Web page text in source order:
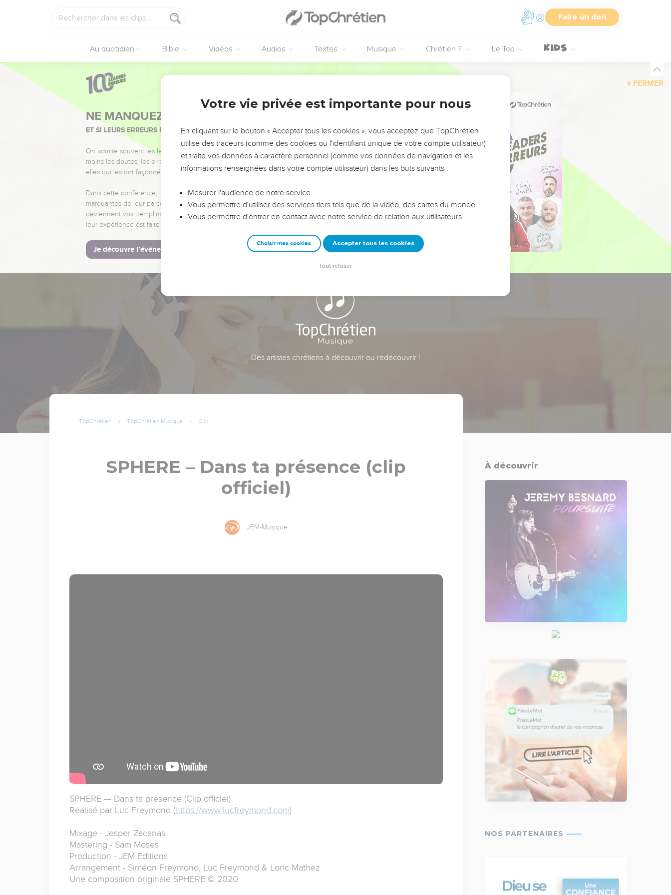
Faire un don
Au quotidien Bible Vidéos Audios Textes Musique Chrétien ? Le Top
FERMER
NE MANQUEZ PAS L’ÉVÉNEMENT DE L’ANNÉE !
ET SI LEURS ERREURS POUVAIENT VOUS ÉVITER LES VOTRES ?
On admire souvent les leaders pour leurs réussites, leur impact, leur foi ou leur vision. Mais on voit
moins les doutes, les erreurs et les saisons difficiles qu'ils ont traversés, alors même que ce sont
elles qui les ont façonnés.
Dans cette conférence, leaders, entrepreneurs, et responsables reviennent sur les erreurs
marquantes de leur parcours et les clés pour avancer avec plus de sagesse afin que leurs erreurs
deviennent vos tremplins. Que vous guidiez un ministère, une équipe, un groupe ou une famille,
leur expérience est faite pour vous.
Je découvre l’événement
Des artistes chrétiens à découvrir ou redécouvrir !
TopChrétien TopChrétien Musique Clip
SPHERE – Dans ta présence (clip
officiel)
JEM-Musique
SPHERE — Dans ta présence (Clip officiel)
Réalisé par Luc Freymond (https://www.lucfreymond.com)
Mixage - Jesper Zacarias
Mastering - Sam Moses
Production - JEM Editions
Arrangement - Siméon Freymond, Luc Freymond & Loric Mathez
Une composition originale SPHERE © 2020
À découvrir
Votre vie privée est importante pour nous
En cliquant sur le bouton « Accepter tous les cookies », vous acceptez que TopChrétien
utilise des traceurs (comme des cookies ou l'identifiant unique de votre compte utilisateur)
et traite vos données à caractère personnel (comme vos données de navigation et les
informations renseignées dans votre compte utilisateur) dans les buts suivants :
Mesurer l'audience de notre service
Vous permettre d'utiliser des services tiers tels que de la vidéo, des cartes du monde…
Vous permettre d'entrer en contact avec notre service de relation aux utilisateurs.
Choisir mes cookies Accepter tous les cookies
Tout refuser